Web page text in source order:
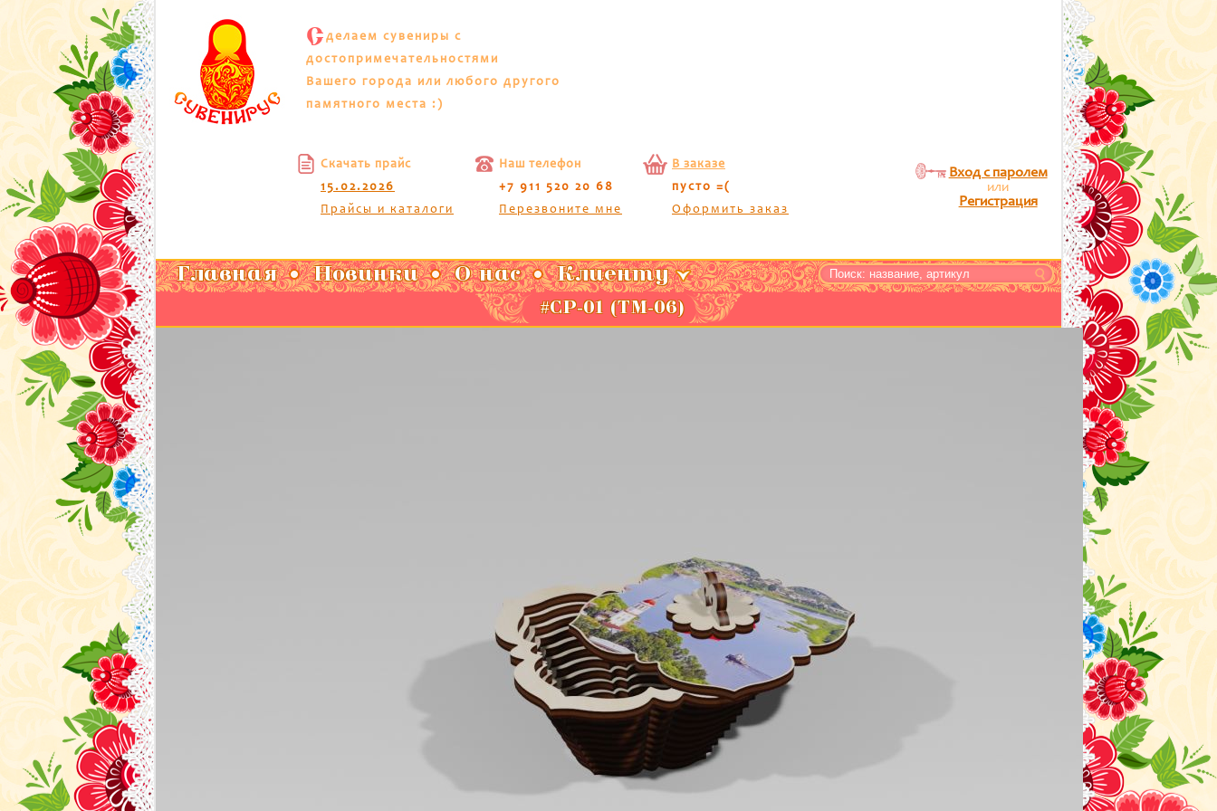
С делаем сувениры с
достопримечательностями
Вашего города или любого другого
памятного места :)
Скачать прайс
15.02.2026
Прайсы и каталоги
Наш телефон
+7 911 520 20 68
Перезвоните мне
В заказе
пусто =(
Оформить заказ
Вход с паролем
или
Регистрация
Главная Новинки О нас Клиенту
#СР-01 (ТМ-06)